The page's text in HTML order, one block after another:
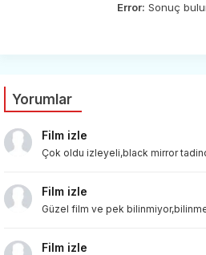
Error: Sonuç
Yorumlar
Film izle
Çok oldu izleyeli,black mirror
Film izle
Güzel film ve pek
Film izle